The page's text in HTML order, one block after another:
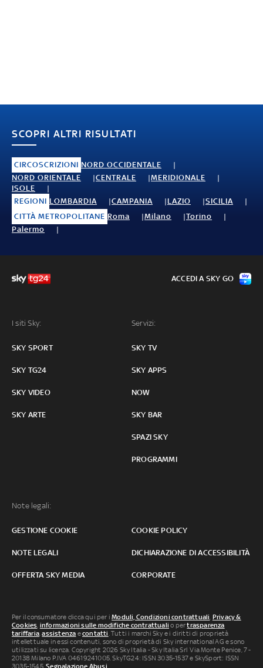
SCOPRI ALTRI RISULTATI
CIRCOSCRIZIONI NORD OCCIDENTALE
NORD ORIENTALE
CENTRALE
MERIDIONALE
ISOLE
REGIONI LOMBARDIA CAMPANIA LAZIO
SICILIA
CITTÀ METROPOLITANE Roma Milano
Torino
Palermo
I siti Sky:
SKY SPORT
SKY TG24
SKY VIDEO
SKY ARTE
Servizi:
SKY TV
SKY APPS
NOW
SKY BAR
SPAZI SKY
PROGRAMMI
Note legali:
GESTIONE COOKIE COOKIE POLICY
NOTE LEGALI DICHIARAZIONE DI ACCESSIBILITÀ
OFFERTA SKY MEDIA CORPORATE
ACCEDI A SKY GO
Per il consumatore clicca qui per iModuli, Condizioni contrattuali, Privacy &
Cookies, informazioni sulle modifiche contrattuali o pertrasparenza
tariffaria,assistenza econtatti. Tutti i marchi Sky e i diritti di proprietà
intellettuale in essi contenuti, sono di proprietà di Sky international AG e sono
utilizzati su licenza. Copyright 2026 Sky Italia - Sky Italia Srl Via Monte Penice, 7 -
20138 Milano P.IVA 04619241005. SkyTG24: ISSN 3035-1537 e SkySport: ISSN
3035-1545.Segnalazione Abusi